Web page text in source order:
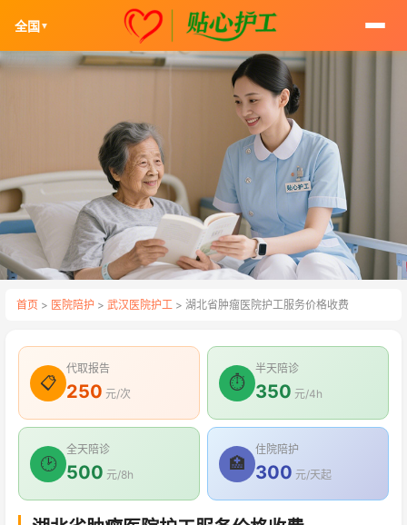
全国 ▼
首页 > 医院陪护 > 武汉医院护工 > 湖北省肿瘤医院护工服务价格收费
📋
代取报告
250 元/次
⏱
半天陪诊
350 元/4h
🕑
全天陪诊
500 元/8h
🏥
住院陪护
300 元/天起